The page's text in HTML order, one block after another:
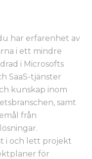
har erfarenhet av
i ett mindre
i Microsofts
SaaS-tjänster
kunskap inom
samt
från
i och lett projekt
för